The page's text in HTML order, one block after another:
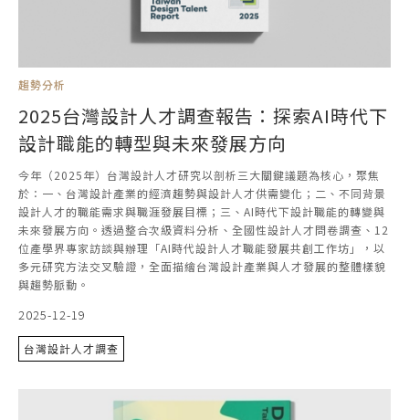
趨勢分析
2025台灣設計人才調查報告：探索AI時代下
設計職能的轉型與未來發展方向
今年（2025年）台灣設計人才研究以剖析三大關鍵議題為核心，聚焦
於：一、台灣設計產業的經濟趨勢與設計人才供需變化；二、不同背景
設計人才的職能需求與職涯發展目標；三、AI時代下設計職能的轉變與
未來發展方向。透過整合次級資料分析、全國性設計人才問卷調查、12
位產學界專家訪談與辦理「AI時代設計人才職能發展共創工作坊」，以
多元研究方法交叉驗證，全面描繪台灣設計產業與人才發展的整體樣貌
與趨勢脈動。
2025-12-19
台灣設計人才調查